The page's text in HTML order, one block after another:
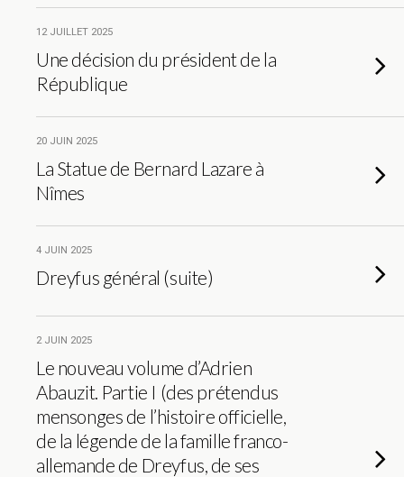
12 JUILLET 2025
Une décision du président de la
République
20 JUIN 2025
La Statue de Bernard Lazare à
Nîmes
4 JUIN 2025
Dreyfus général (suite)
2 JUIN 2025
Le nouveau volume d’Adrien
Abauzit. Partie I (des prétendus
mensonges de l’histoire officielle,
de la légende de la famille franco-
allemande de Dreyfus, de ses